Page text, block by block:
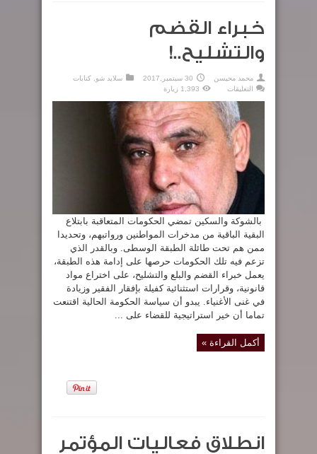
خبراء القضم
والتشليح..!
محمد محيسن 30 سبتمبر,2017 سلايد شو, كتابات
التعليقات
القضم
والتشليح..!
مغلقة
1,393 زيارة
بالشوكة والسكين تمضي الحكومات المتعاقبة بابتلاع
البقية الباقية من مدخرات المواطنين ورواتبهم، وتحديدا
ممن هم تحت طائلة الطبقة الوسطى. وبالقدر الذي
تزعم فيه تلك الحكومات حرصها على إدامة هذه الطبقة،
يعمل خبراء القضم والبلع والتشليح، على اختراع مواد
قانونية، وقرارات استثنائية كفيلة بإفقار الفقير وزيادة
في غنى الأغنياء. يبدو أن سياسة الحكومة الحالية اقتنعت
تماما أن خير استراتيجية للقضاء على ...
أكمل القراءة »
انطلاق فعاليات المؤتمر